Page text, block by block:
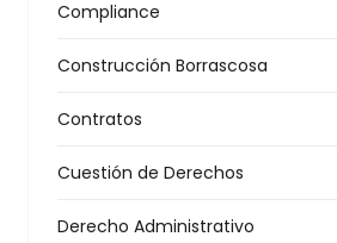
Compliance
Construcción Borrascosa
Contratos
Cuestión de Derechos
Derecho Administrativo